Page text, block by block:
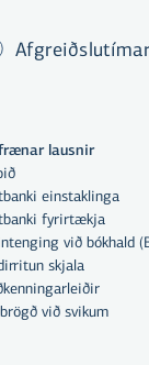
lausnir
einstaklinga
fyrirtækja
við bókhald
skjala
við svikum